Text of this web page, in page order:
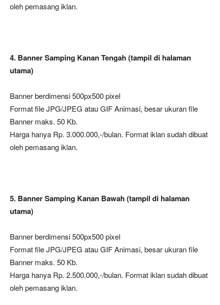
oleh pemasang iklan.
4. Banner Samping Kanan Tengah (tampil di halaman
utama)
Banner berdimensi 500px500 pixel
Format file JPG/JPEG atau GIF Animasi, besar ukuran file
Banner maks. 50 Kb.
Harga hanya Rp. 3.000.000,-/bulan. Format iklan sudah dibuat
oleh pemasang iklan.
5. Banner Samping Kanan Bawah (tampil di halaman
utama)
Banner berdimensi 500px500 pixel
Format file JPG/JPEG atau GIF Animasi, besar ukuran file
Banner maks. 50 Kb.
Harga hanya Rp. 2.500.000,-/bulan. Format iklan sudah dibuat
oleh pemasang iklan.